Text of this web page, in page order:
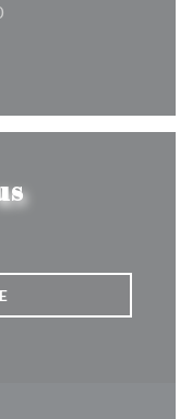
((opens in a new
((opens in a